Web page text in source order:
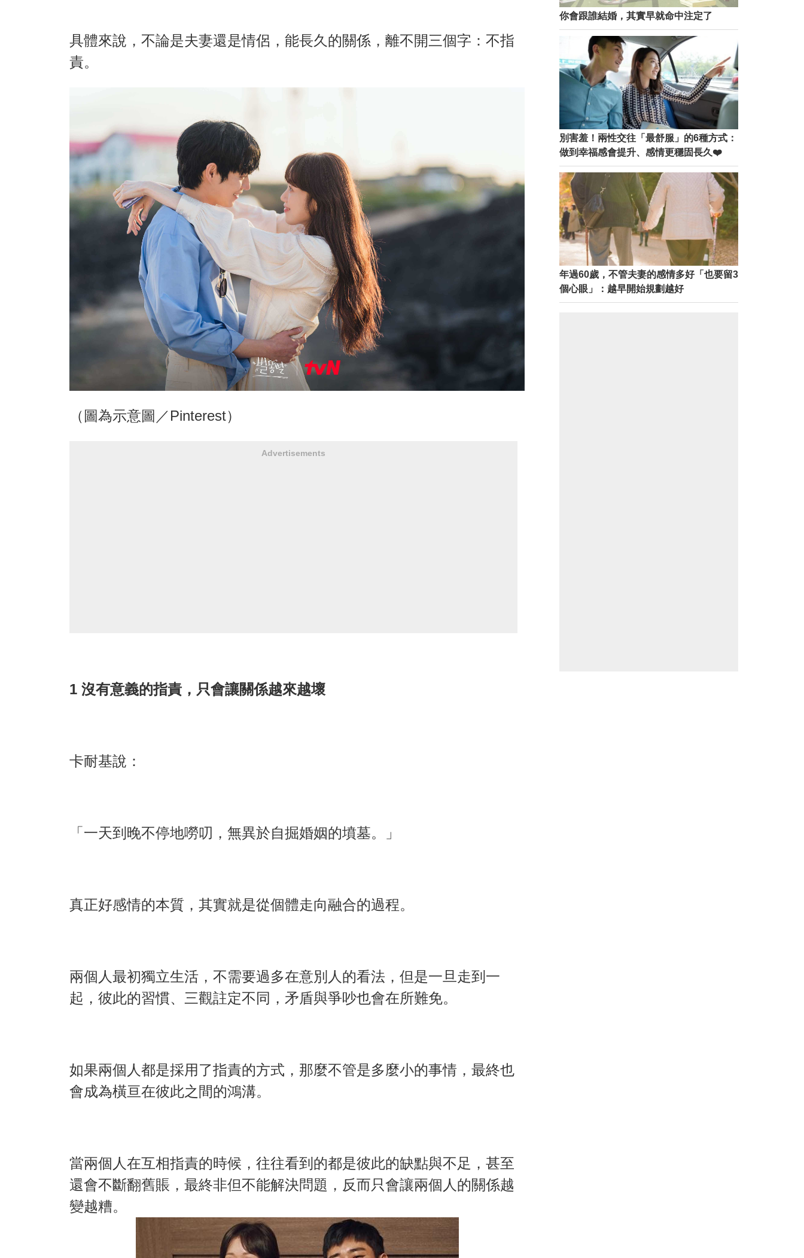
具體來說，不論是夫妻還是情侶，能長久的關係，離不開三個字：不指
責。
（圖為示意圖／Pinterest）
Advertisements
1 沒有意義的指責，只會讓關係越來越壞
卡耐基說：
「一天到晚不停地嘮叨，無異於自掘婚姻的墳墓。」
真正好感情的本質，其實就是從個體走向融合的過程。
兩個人最初獨立生活，不需要過多在意別人的看法，但是一旦走到一
起，彼此的習慣、三觀註定不同，矛盾與爭吵也會在所難免。
如果兩個人都是採用了指責的方式，那麼不管是多麼小的事情，最終也
會成為橫亘在彼此之間的鴻溝。
當兩個人在互相指責的時候，往往看到的都是彼此的缺點與不足，甚至
還會不斷翻舊賬，最終非但不能解決問題，反而只會讓兩個人的關係越
變越糟。
你會跟誰結婚，其實早就命中注定了
別害羞！兩性交往「最舒服」的6種方式：
做到幸福感會提升、感情更穩固長久❤️
年過60歲，不管夫妻的感情多好「也要留3
個心眼」：越早開始規劃越好